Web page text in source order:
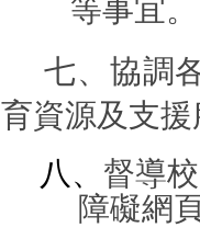
等事宜。
七、協調
育資源及支
八、 督導
障礙網